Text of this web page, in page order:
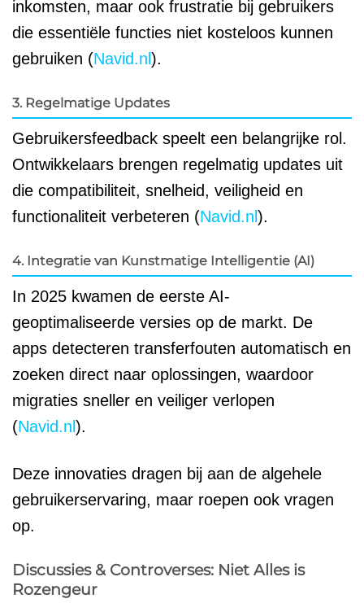
inkomsten, maar ook frustratie bij gebruikers
die essentiële functies niet kosteloos kunnen
gebruiken (Navid.nl ).
3. Regelmatige Updates
Gebruikersfeedback speelt een belangrijke rol.
Ontwikkelaars brengen regelmatig updates uit
die compatibiliteit, snelheid, veiligheid en
functionaliteit verbeteren (Navid.nl ).
4. Integratie van Kunstmatige Intelligentie (AI)
In 2025 kwamen de eerste AI-
geoptimaliseerde versies op de markt. De
apps detecteren transferfouten automatisch en
zoeken direct naar oplossingen, waardoor
migraties sneller en veiliger verlopen
(Navid.nl ).
Deze innovaties dragen bij aan de algehele
gebruikerservaring, maar roepen ook vragen
op.
Discussies & Controverses: Niet Alles is
Rozengeur